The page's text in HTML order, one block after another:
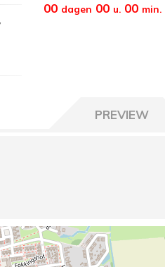
00 dagen 00 u. 00 min.
PREVIEW